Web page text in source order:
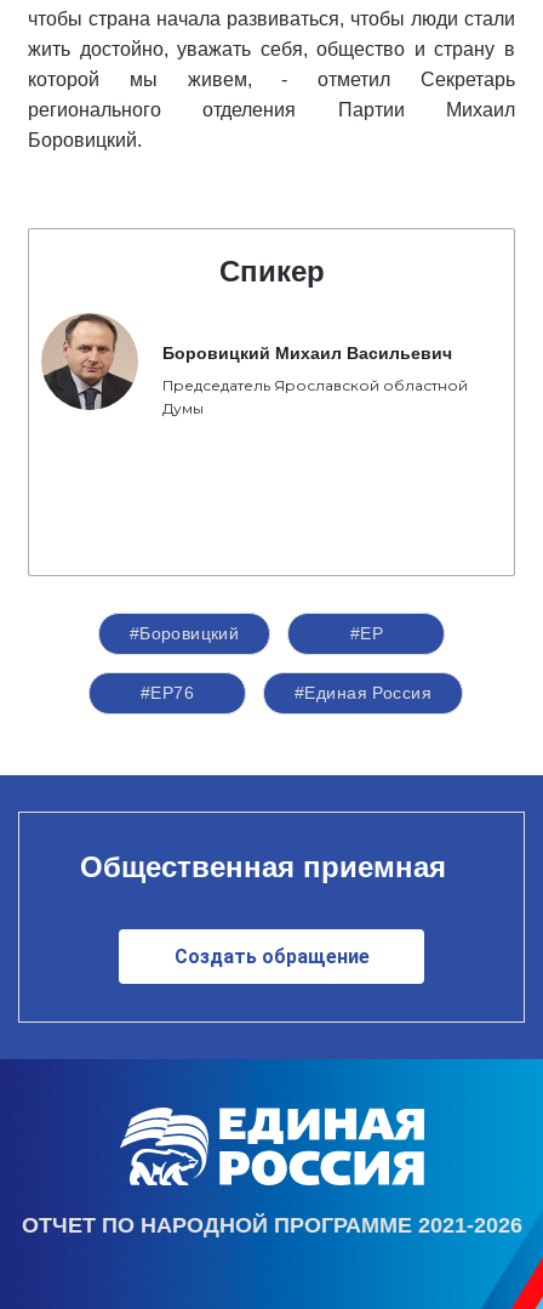
чтобы страна начала развиваться, чтобы люди стали
жить достойно, уважать себя, общество и страну в
которой мы живем, - отметил Секретарь
регионального отделения Партии Михаил
Боровицкий.
Спикер
Боровицкий Михаил Васильевич
Председатель Ярославской областной
Думы
#Боровицкий #ЕР
#ЕР76 #Единая Россия
Общественная приемная
Создать обращение
ОТЧЕТ ПО НАРОДНОЙ ПРОГРАММЕ 2021-2026